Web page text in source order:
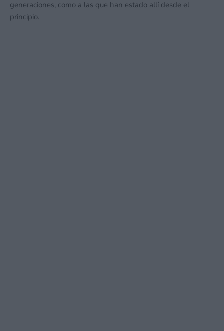
generaciones, como a las que han estado allí desde el
principio.